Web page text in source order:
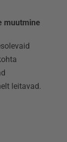
muutmine
leitavad.